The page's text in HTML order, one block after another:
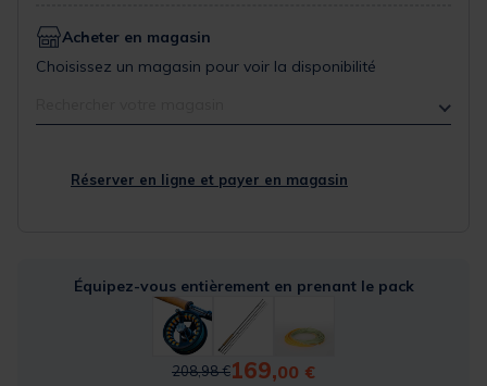
Acheter en magasin
Choisissez un magasin pour voir la disponibilité
Réserver en ligne et payer en magasin
Équipez-vous entièrement en prenant le pack
Price reduced from
208,98 €to169,00 €